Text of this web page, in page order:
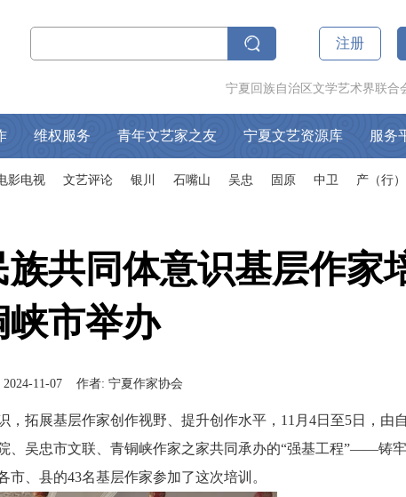
注册
宁夏回族自治区文学艺术界联合
维权服务 青年文艺家之友 宁夏文艺资源库 服务
影电视 文艺评论 银川 石嘴山 吴忠 固原 中卫 产（行
共同体意识基层作家
市举办
2024-11-07 作者: 宁夏作家协会
展基层作家创作视野、提升创作水平，11月4日至5日，由
、吴忠市文联、青铜峡作家之家共同承办的“强基工程”——铸
、县的43名基层作家参加了这次培训。